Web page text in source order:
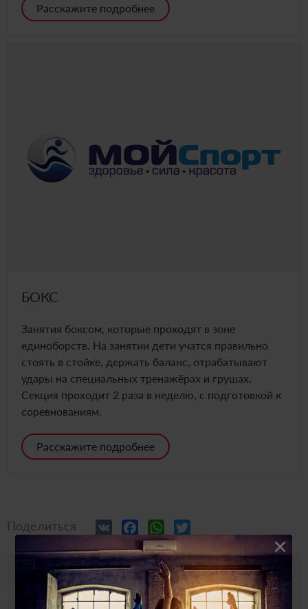
Расскажите подробнее
БОКС
Занятия боксом, которые проходят в зоне
единоборств. На занятии дети учатся правильно
стоять в стойке, держать баланс, отрабатывают
удары на специальных тренажёрах и грушах.
Секция проходит 2 раза в неделю, с подготовкой к
соревнованиям.
Расскажите подробнее
Поделиться VK FacebookWhatsApp
ЗАКАЗАТЬ